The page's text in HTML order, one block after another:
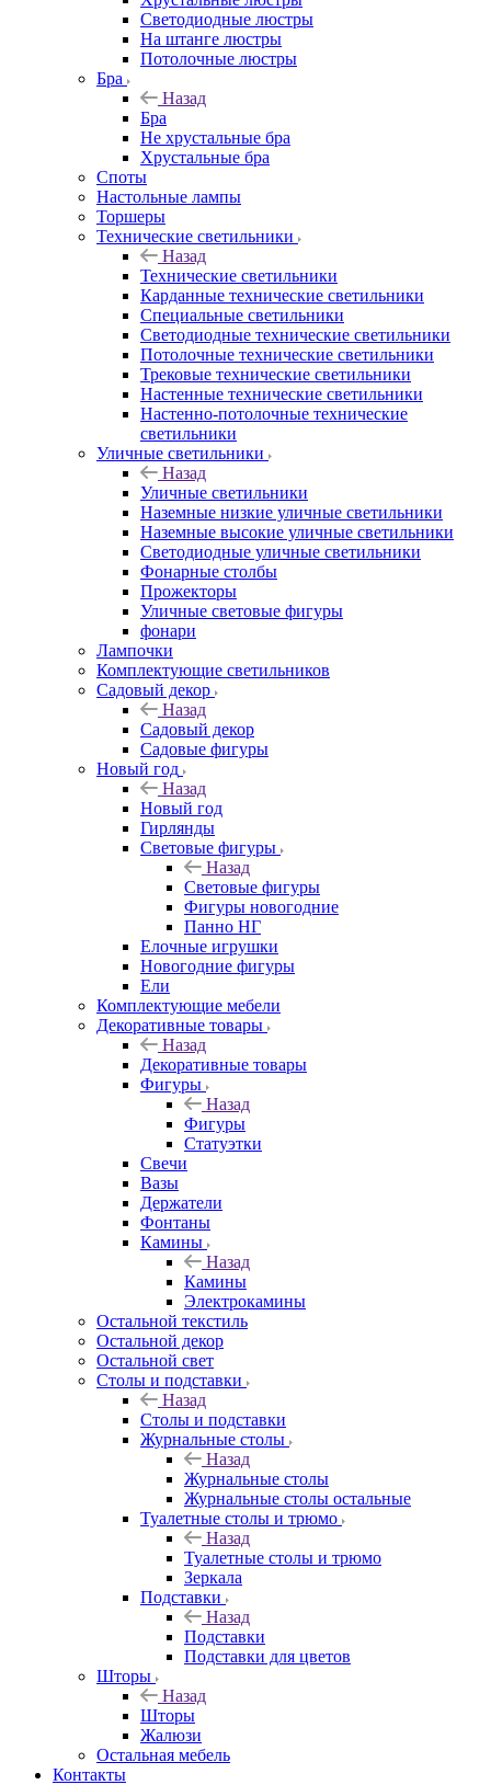
Светодиодные люстры
На штанге люстры
Потолочные люстры
Бра
Назад
Бра
Не хрустальные бра
Хрустальные бра
Споты
Настольные лампы
Торшеры
Технические светильники
Назад
Технические светильники
Карданные технические светильники
Специальные светильники
Светодиодные технические светильники
Потолочные технические светильники
Трековые технические светильники
Настенные технические светильники
Настенно-потолочные технические
светильники
Уличные светильники
Назад
Уличные светильники
Наземные низкие уличные светильники
Наземные высокие уличные светильники
Светодиодные уличные светильники
Фонарные столбы
Прожекторы
Уличные световые фигуры
фонари
Лампочки
Комплектующие светильников
Садовый декор
Назад
Садовый декор
Садовые фигуры
Новый год
Назад
Новый год
Гирлянды
Световые фигуры
Назад
Световые фигуры
Фигуры новогодние
Панно НГ
Елочные игрушки
Новогодние фигуры
Ели
Комплектующие мебели
Декоративные товары
Назад
Декоративные товары
Фигуры
Назад
Фигуры
Статуэтки
Свечи
Вазы
Держатели
Фонтаны
Камины
Назад
Камины
Электрокамины
Остальной текстиль
Остальной декор
Остальной свет
Столы и подставки
Назад
Столы и подставки
Журнальные столы
Назад
Журнальные столы
Журнальные столы остальные
Туалетные столы и трюмо
Назад
Туалетные столы и трюмо
Зеркала
Подставки
Назад
Подставки
Подставки для цветов
Шторы
Назад
Шторы
Жалюзи
Остальная мебель
Контакты